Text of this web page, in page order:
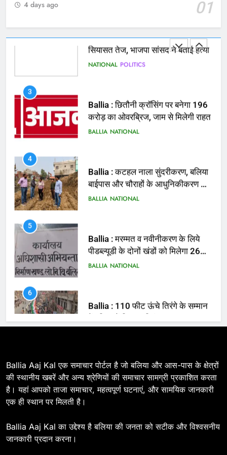
01
4 days ago
सियासत तेज, भाजपा सांसद ने बताई हत्या
NATIONAL POLITICS
Ballia : छितौनी क्रॉसिंग पर बनेगा 196
4
Ballia : कटहल नाला सुंदरीकरण, बलिया
5
Ballia : मरम्मत व नवीनीकरण के लिये
6
Ballia : 110 फीट ऊंचे तिरंगे के सम्मान
7
BALLIA NATIONAL
8
के साथ रेलवे स्टेशन व शहर में किया पैदल
BALLIA NATIONAL
Ballia Aaj Kal एक समाचार पोर्टल है जो बलिया और आस-पास के क्षेत्रों
की स्थानीय खबरें और अन्य श्रेणियों की समाचार सामग्री प्रकाशित करता
है। यहां आपको ताजा समाचार, महत्वपूर्ण घटनाएं, और सामयिक जानकारी
एक ही स्थान पर मिलती है।
Ballia Aaj Kal का उद्देश्य है बलिया की जनता को सटीक और विश्वसनीय
जानकारी प्रदान करना।